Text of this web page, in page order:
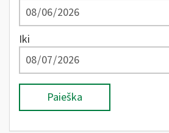
Iki
Paieška